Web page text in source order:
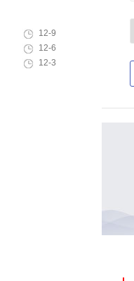
12-9
12-6
12-3